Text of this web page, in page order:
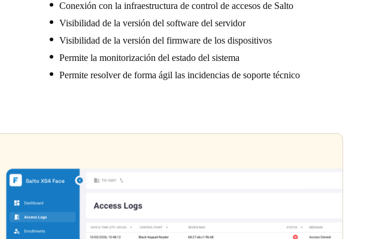
Conexión con la infraestructura de control de accesos de Salto
Visibilidad de la versión del software del servidor
Visibilidad de la versión del firmware de los dispositivos
Permite la monitorización del estado del sistema
Permite resolver de forma ágil las incidencias de soporte técnico